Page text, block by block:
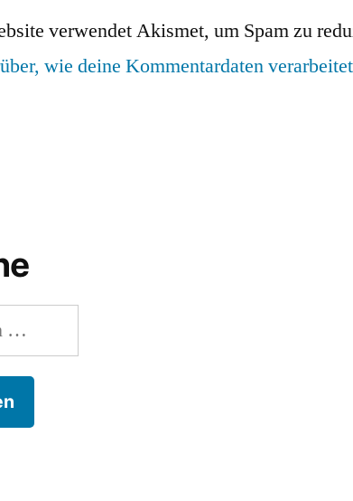
verwendet Akismet, um Spam zu
wie deine Kommentardaten